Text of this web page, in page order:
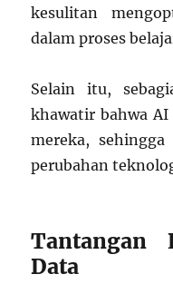
kesulitan
dalam proses
Selain itu,
khawatir bahwa
mereka,
perubahan
Tantangan
Data